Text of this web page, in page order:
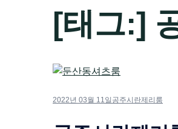
[태그:]
2022년 03월 11일 공주시란제리룸